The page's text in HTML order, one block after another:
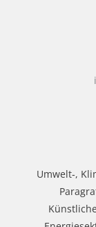
Umwelt‑,